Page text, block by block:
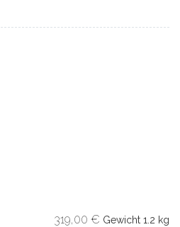
319,00 € Gewicht 1.2 kg